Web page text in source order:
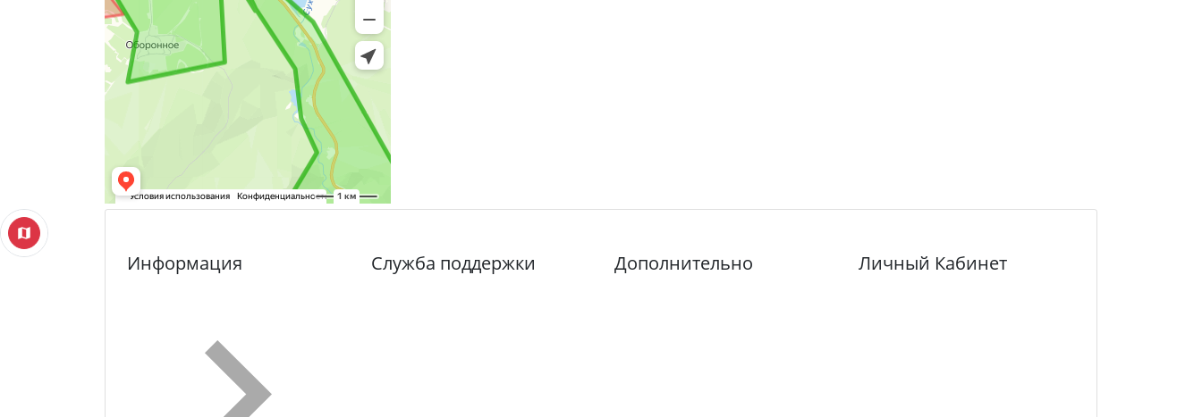
Информация Служба поддержки Дополнительно Личный Кабинет